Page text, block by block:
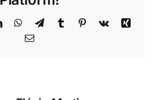
LinkedInWhatsApp
TelegramTumblr Pinterest
Vk
Xing
Email